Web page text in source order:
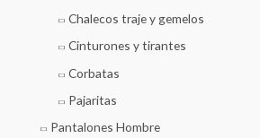
Chalecos traje y gemelos
Cinturones y tirantes
Corbatas
Pajaritas
Pantalones Hombre